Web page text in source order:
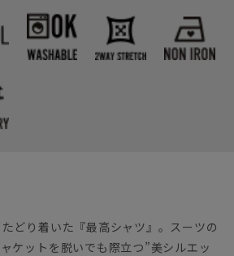
どり着いた『最高シャツ』。スーツの
ケットを脱いでも際立つ”美シルエッ